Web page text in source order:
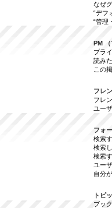
なぜ
“デフ
“管理
PM （
プラ
読み
この
フレ
フレ
ユー
フォ
検索
検索
検索
ユー
自分
トピ
ブッ